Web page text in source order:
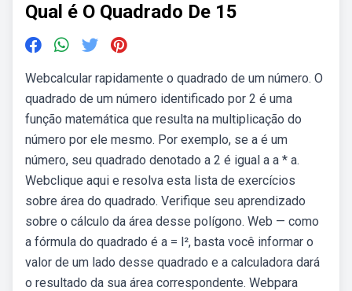
Qual é O Quadrado De 15
Webcalcular rapidamente o quadrado de um número. O
quadrado de um número identificado por 2 é uma
função matemática que resulta na multiplicação do
número por ele mesmo. Por exemplo, se a é um
número, seu quadrado denotado a 2 é igual a a * a.
Webclique aqui e resolva esta lista de exercícios
sobre área do quadrado. Verifique seu aprendizado
sobre o cálculo da área desse polígono. Web — como
a fórmula do quadrado é a = l², basta você informar o
valor de um lado desse quadrado e a calculadora dará
o resultado da sua área correspondente. Webpara